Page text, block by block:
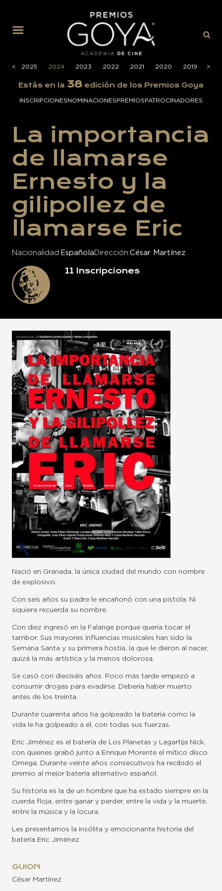
<
< 2025 2024 2023 2022 2021 2020 2019 2018
>
>
Estás en la 38 edición de los Premios Goya
INSCRIPCIONESNOMINACIONESPREMIOSPATROCINADORES
La importancia
de llamarse
Ernesto y la
gilipollez de
llamarse Eric
Nacionalidad Española Dirección César Martínez
11 Inscripciones
Nació en Granada, la única ciudad del mundo con nombre
de explosivo.
Con seis años su padre le encañonó con una pistola. Ni
siquiera recuerda su nombre.
Con diez ingresó en la Falange porque quería tocar el
tambor. Sus mayores influencias musicales han sido la
Semana Santa y su primera hostia, la que le dieron al nacer,
quizá la más artística y la menos dolorosa.
Se casó con dieciséis años. Poco más tarde empezó a
consumir drogas para evadirse. Debería haber muerto
antes de los treinta.
Durante cuarenta años ha golpeado la batería como la
vida le ha golpeado a él, con todas sus fuerzas.
Eric Jiménez es el batería de Los Planetas y Lagartija Nick,
con quienes grabó junto a Enrique Morente el mítico disco
Omega. Durante veinte años consecutivos ha recibido el
premio al mejor batería alternativo español.
Su historia es la de un hombre que ha estado siempre en la
cuerda floja, entre ganar y perder, entre la vida y la muerte,
entre la música y la locura.
Les presentamos la insólita y emocionante historia del
batería Eric Jiménez.
GUION
César Martínez